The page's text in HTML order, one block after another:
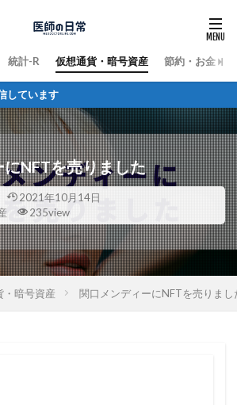
統計-R 仮想通貨・暗号資産 節約・お金
す
NFTを売りました
2021年10月14日
235view
・暗号資産 関口メンディーにNFTを売りまし